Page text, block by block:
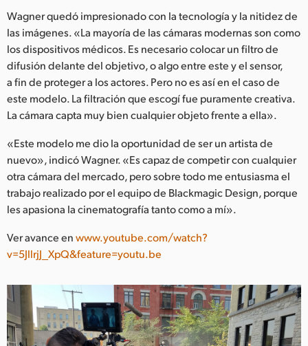
Wagner quedó impresionado con la tecnología y la nitidez de
las imágenes. «La mayoría de las cámaras modernas son como
los dispositivos médicos. Es necesario colocar un filtro de
difusión delante del objetivo, o algo entre este y el sensor,
a fin de proteger a los actores. Pero no es así en el caso de
este modelo. La filtración que escogí fue puramente creativa.
La cámara capta muy bien cualquier objeto frente a ella».
«Este modelo me dio la oportunidad de ser un artista de
nuevo», indicó Wagner. «Es capaz de competir con cualquier
otra cámara del mercado, pero sobre todo me entusiasma el
trabajo realizado por el equipo de Blackmagic Design, porque
les apasiona la cinematografía tanto como a mí».
Ver avance enwww.youtube.com/watch?
v=5JllrjJ_XpQ&feature=youtu.be